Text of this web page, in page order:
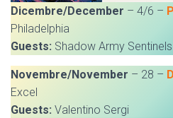
Dicembre/December – 4/6 –
Philadelphia
Guests: Shadow Army Sentinels
Novembre/November – 28 –
Excel
Guests: Valentino Sergi